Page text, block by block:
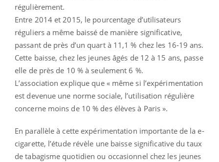
régulièrement.
Entre 2014 et 2015, le pourcentage d’utilisateurs
réguliers a même baissé de manière significative,
passant de près d’un quart à 11,1 % chez les 16-19 ans.
Cette baisse, chez les jeunes âgés de 12 à 15 ans, passe
elle de près de 10 % à seulement 6 %.
L’association explique que « même si l’expérimentation
est devenue une norme sociale, l’utilisation régulière
concerne moins de 10 % des élèves à Paris ».
En parallèle à cette expérimentation importante de la e-
cigarette, l’étude révèle une baisse significative du taux
de tabagisme quotidien ou occasionnel chez les jeunes